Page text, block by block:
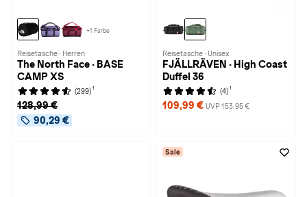
+1 Farbe
Reisetasche · Herren
The North Face · BASE
CAMP XS
(299) 1
128,99 €
90,29 €
Reisetasche · Unisex
FJÄLLRÄVEN · High Coast
Duffel 36
(4) 1
109,99 € UVP 153,95 €
Sale